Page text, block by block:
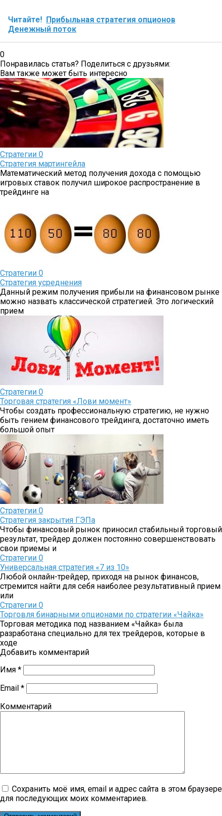
Читайте! Прибыльная стратегия опционов
Денежный поток
0
Понравилась статья? Поделиться с друзьями:
Вам также может быть интересно
Стратегии 0
Стратегия мартингейла
Математический метод получения дохода с помощью
игровых ставок получил широкое распространение в
трейдинге на
Стратегии 0
Стратегия усреднения
Данный режим получения прибыли на финансовом рынке
можно назвать классической стратегией. Это логический
прием
Стратегии 0
Торговая стратегия «Лови момент»
Чтобы создать профессиональную стратегию, не нужно
быть гением финансового трейдинга, достаточно иметь
большой опыт
Стратегии 0
Стратегия закрытия ГЭПа
Чтобы финансовый рынок приносил стабильный торговый
результат, трейдер должен постоянно совершенствовать
свои приемы и
Стратегии 0
Универсальная стратегия «7 из 10»
Любой онлайн-трейдер, приходя на рынок финансов,
стремится найти для себя наиболее результативный прием
или
Стратегии 0
Торговля бинарными опционами по стратегии «Чайка»
Торговая методика под названием «Чайка» была
разработана специально для тех трейдеров, которые в
ходе
Добавить комментарий
Имя *
Email *
Комментарий
Сохранить моё имя, email и адрес сайта в этом браузере
для последующих моих комментариев.